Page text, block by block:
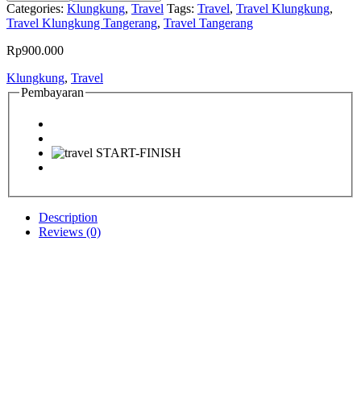
Categories: Klungkung, Travel Tags: Travel, Travel Klungkung,
Travel Klungkung Tangerang, Travel Tangerang
Rp900.000
Klungkung, Travel
Pembayaran
Description
Reviews (0)